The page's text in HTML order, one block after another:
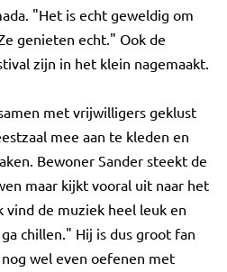
"Het is echt geweldig om
genieten echt." Ook de
zijn in het klein nagemaakt.
met vrijwilligers geklust
mee aan te kleden en
Bewoner Sander steekt de
maar kijkt vooral uit naar het
de muziek heel leuk en
chillen." Hij is dus groot fan
wel even oefenen met